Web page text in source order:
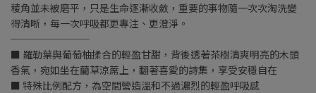
稜角並未被磨平，只是生命逐漸收斂，重要的事物隨一次次淘洗變
得清晰，每一次呼吸都更專注、更澄淨。
────────
■ 羅勒葉與葡萄柚揉合的輕盈甘甜，背後透著茶樹清爽明亮的木頭
香氣，宛如坐在藺草涼蓆上，翻著喜愛的詩集，享受安穩自在
■ 特殊比例配方，為空間營造溫和不過濃烈的輕盈呼吸感